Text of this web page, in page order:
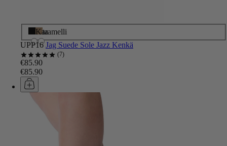
Musta
Karamelli
UPP16 Jag Suede Sole Jazz Kenkä
7
€85.90
€85.90